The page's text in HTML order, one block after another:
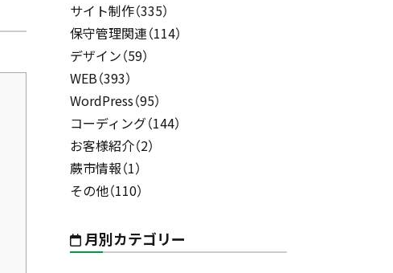
サイト制作（335）
保守管理関連（114）
デザイン（59）
WEB（393）
WordPress（95）
コーディング（144）
お客様紹介（2）
蕨市情報（1）
その他（110）
月別カテゴリー